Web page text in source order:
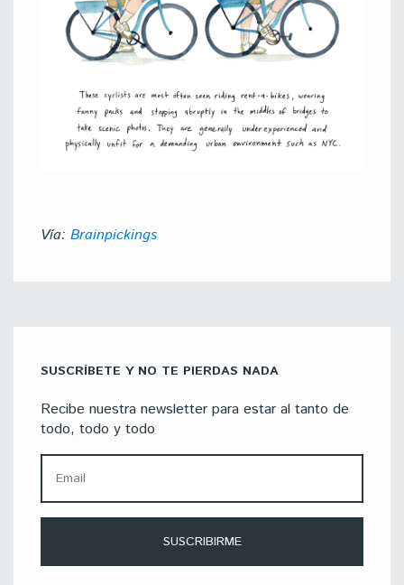
Vía: Brainpickings
SUSCRÍBETE Y NO TE PIERDAS NADA
Recibe nuestra newsletter para estar al tanto de
todo, todo y todo